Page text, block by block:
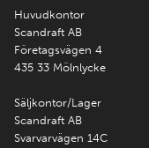
Huvudkontor
Scandraft AB
Företagsvägen 4
435 33 Mölnlycke
Säljkontor/Lager
Scandraft AB
Svarvarvägen 14C